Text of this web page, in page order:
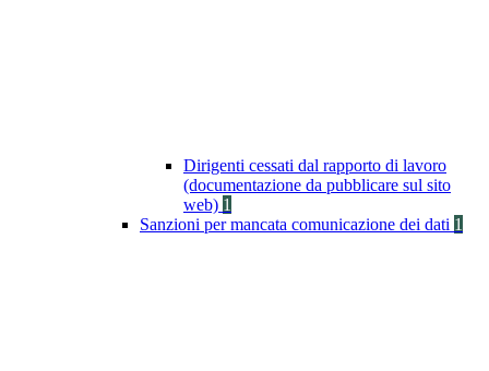
Dirigenti cessati dal rapporto di lavoro
(documentazione da pubblicare sul sito
web) 1
Sanzioni per mancata comunicazione dei dati 1